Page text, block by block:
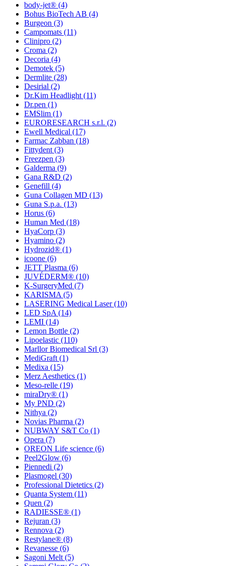
body-jet® (4)
Bohus BioTech AB (4)
Burgeon (3)
Campomats (11)
Clinipro (2)
Croma (2)
Decoria (4)
Demotek (5)
Dermlite (28)
Desirial (2)
Dr.Kim Headlight (11)
Dr.pen (1)
EMSlim (1)
EURORESEARCH s.r.l. (2)
Ewell Medical (17)
Farmac Zabban (18)
Fittydent (3)
Freezpen (3)
Galderma (9)
Gana R&D (2)
Genefill (4)
Guna Collagen MD (13)
Guna S.p.a. (13)
Horus (6)
Human Med (18)
HyaCorp (3)
Hyamino (2)
Hydrozid® (1)
icoone (6)
JETT Plasma (6)
JUVÉDERM® (10)
K-SurgeryMed (7)
KARISMA (5)
LASERING Medical Laser(10)
LED SpA (14)
LEMI (14)
Lemon Bottle (2)
Lipoelastic (110)
Marllor Biomedical Srl (3)
MediGraft (1)
Medixa (15)
Merz Aesthetics (1)
Meso-relle (19)
miraDry® (1)
My PND (2)
Nithya (2)
Novias Pharma (2)
NUBWAY S&T Co (1)
Opera (7)
OREON Life science (6)
Peel2Glow (6)
Piennedi (2)
Plasmogel (30)
Professional Dietetics (2)
Quanta System (11)
Quen (2)
RADIESSE® (1)
Rejuran (3)
Rennova (2)
Restylane® (8)
Revanesse (6)
Sagoni Melt (5)